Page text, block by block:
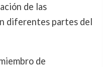
de las
diferentes partes del
de